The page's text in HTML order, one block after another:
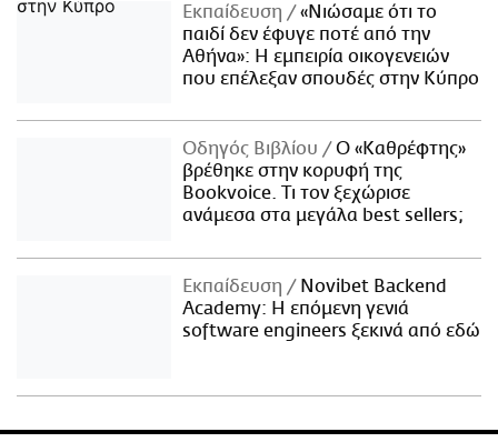
Εκπαίδευση
«Νιώσαμε ότι το
παιδί δεν έφυγε ποτέ από την
Αθήνα»: Η εμπειρία οικογενειών
που επέλεξαν σπουδές στην Κύπρο
Οδηγός Βιβλίου
Ο «Καθρέφτης»
βρέθηκε στην κορυφή της
Bookvoice. Τι τον ξεχώρισε
ανάμεσα στα μεγάλα best sellers;
Εκπαίδευση
Novibet Backend
Academy: Η επόμενη γενιά
software engineers ξεκινά από εδώ